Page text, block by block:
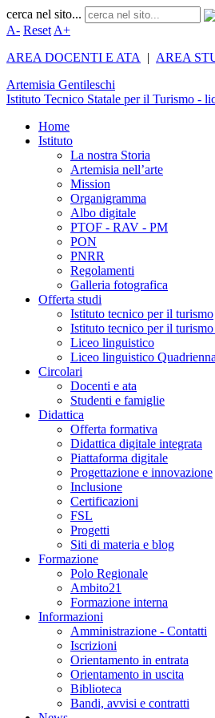
cerca nel sito...
A- Reset A+
AREA DOCENTI E ATA
| AREA
Artemisia Gentileschi
Istituto Tecnico Statale per il Turismo -
Home
Istituto
La nostra Storia
Artemisia nell’arte
Mission
Organigramma
Albo digitale
PTOF - RAV - PM
PON
PNRR
Regolamenti
Galleria fotografica
Offerta studi
Istituto tecnico per il turismo
Istituto tecnico per il
Liceo linguistico
Liceo linguistico
Circolari
Docenti e ata
Studenti e famiglie
Didattica
Offerta formativa
Didattica digitale integrata
Piattaforma digitale
Progettazione e innovazione
Inclusione
Certificazioni
FSL
Progetti
Siti di materia e blog
Formazione
Polo Regionale
Ambito21
Formazione interna
Informazioni
Amministrazione - Contatti
Iscrizioni
Orientamento in entrata
Orientamento in uscita
Biblioteca
Bandi, avvisi e contratti